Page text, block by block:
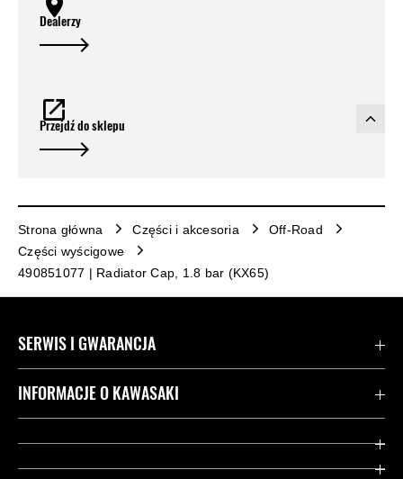
Dealerzy
Przejdź do sklepu
Strona główna Części i akcesoria
Off-Road
Części wyścigowe
490851077 | Radiator Cap, 1.8 bar (KX65)
SERWIS I GWARANCJA
Kontakt
Przydatne strony
INFORMACJE O KAWASAKI
Dziedzictwo Kawasaki